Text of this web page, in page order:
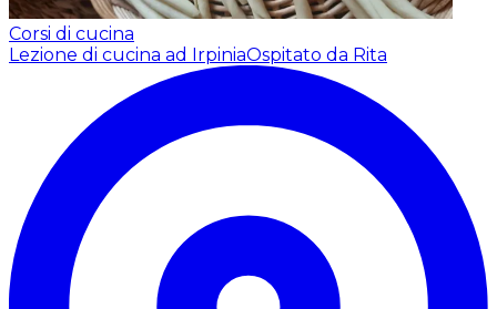
Corsi di cucina
Lezione di cucina ad IrpiniaOspitato da Rita